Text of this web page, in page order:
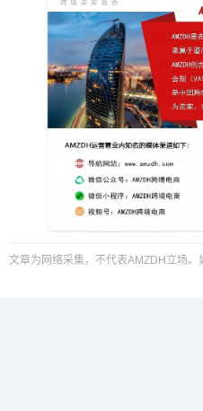
文章为网络采集，不代表AMZDH立场。